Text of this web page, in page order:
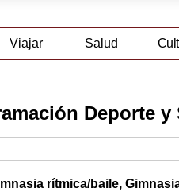
Viajar Salud
Deporte y
rítmica/baile,